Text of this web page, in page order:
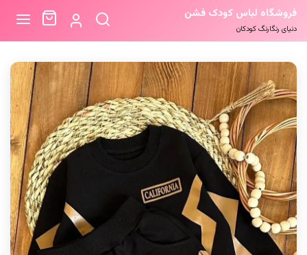
فروشگاه لباس کودک فشن
دنیای رنگارنگ کودکان